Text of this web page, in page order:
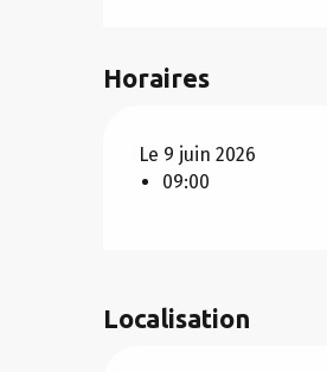
Horaires
Le 9 juin 2026
09:00
Localisation